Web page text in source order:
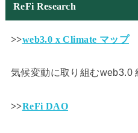
ReFi Research
>>web3.0 x Climate マップ
気候変動に取り組むweb3.0
>>ReFi DAO